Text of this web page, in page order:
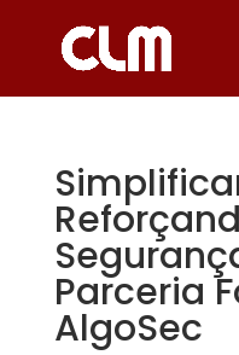
Parceria
AlgoSec